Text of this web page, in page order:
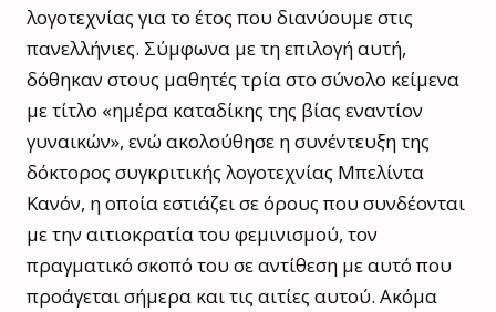
λογοτεχνίας για το έτος που διανύουμε στις
πανελλήνιες. Σύμφωνα με τη επιλογή αυτή,
δόθηκαν στους μαθητές τρία στο σύνολο κείμενα
με τίτλο «ημέρα καταδίκης της βίας εναντίον
γυναικών», ενώ ακολούθησε η συνέντευξη της
δόκτορoς συγκριτικής λογοτεχνίας Μπελίντα
Κανόν, η οποία εστιάζει σε όρους που συνδέονται
με την αιτιοκρατία του φεμινισμού, τον
πραγματικό σκοπό του σε αντίθεση με αυτό που
προάγεται σήμερα και τις αιτίες αυτού. Ακόμα